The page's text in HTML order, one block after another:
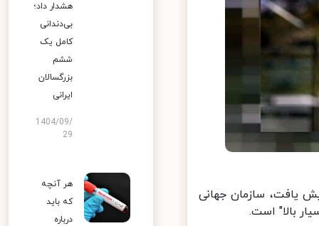
۱۹ در هفته گذشته ۱۱ درصد افزایش یافت، سازمان جهانی
بالا" است.
هشدار داد؛
بی‌دندانی
کامل یک
ششم
بزرگسالان
ایرانی
1404/09/
29
هر آنچه
که باید
درباره